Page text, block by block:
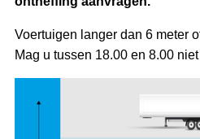
Voertuigen langer dan 6 meter
Mag u tussen 18.00 en 8.00